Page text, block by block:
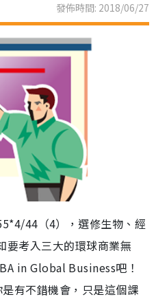
發佈時間: 2018/06/27
44（4），選修生物、經
要考入三大的環球商業無
in Global Business吧！
有不錯機會，只是這個課